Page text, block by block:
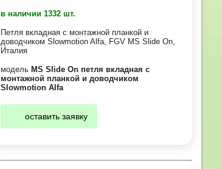
в наличии 1332 шт.
Петля вкладная с монтажной планкой и
доводчиком Slowmotion Alfa, FGV MS Slide On,
Италия
модель MS Slide On петля вкладная с
монтажной планкой и доводчиком
Slowmotion Alfa
оставить заявку